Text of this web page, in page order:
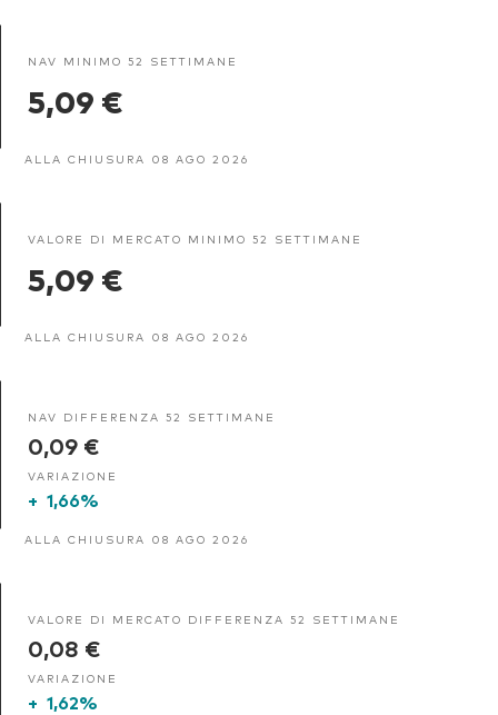
NAV MINIMO 52 SETTIMANE
5,09 €
ALLA CHIUSURA 08 AGO 2026
VALORE DI MERCATO MINIMO 52 SETTIMANE
5,09 €
ALLA CHIUSURA 08 AGO 2026
NAV DIFFERENZA 52 SETTIMANE
0,09 €
VARIAZIONE
+ 1,66%
ALLA CHIUSURA 08 AGO 2026
VALORE DI MERCATO DIFFERENZA 52 SETTIMANE
0,08 €
VARIAZIONE
+ 1,62%